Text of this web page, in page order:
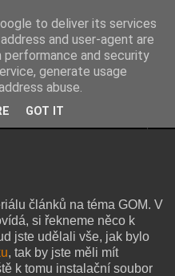
článků na téma GOM. V
si řekneme něco k
jste udělali vše, jak bylo
, tak by jste měli mít
k tomu instalační soubor
to deliver its services
and user-agent are
performance and security
generate usage
abuse.
GOT IT